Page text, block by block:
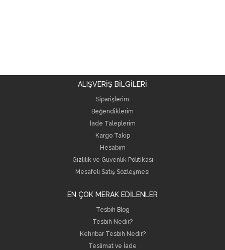
ALIŞVERİŞ BİLGİLERİ
Siparişlerim
Beğendiklerim
İade Taleplerim
Kargo Takip
Hesabım
Gizlilik ve Güvenlik Politikası
Mesafeli Satış Sözleşmesi
EN ÇOK MERAK EDİLENLER
Tesbih Blog
Tesbih Nedir?
Kehribar Tesbih Nedir?
Teslimat ve İade